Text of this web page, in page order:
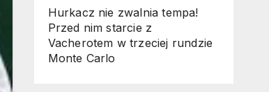
Hurkacz nie zwalnia tempa!
Przed nim starcie z
Vacherotem w trzeciej rundzie
Monte Carlo